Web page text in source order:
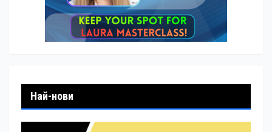
Най-нови